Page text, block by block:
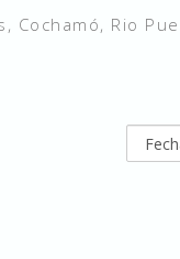
Rio